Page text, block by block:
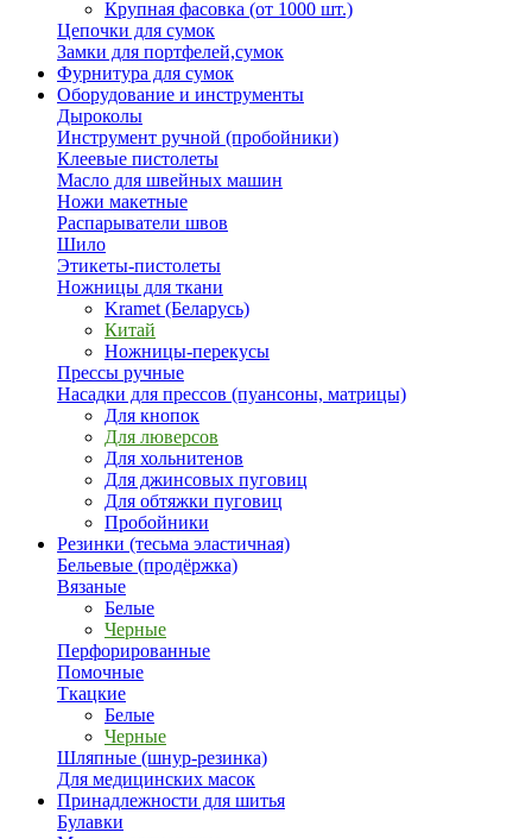
Крупная фасовка (от 1000 шт.)
Цепочки для сумок
Замки для портфелей,сумок
Фурнитура для сумок
Оборудование и инструменты
Дыроколы
Инструмент ручной (пробойники)
Клеевые пистолеты
Масло для швейных машин
Ножи макетные
Распарыватели швов
Шило
Этикеты-пистолеты
Ножницы для ткани
Kramet (Беларусь)
Китай
Ножницы-перекусы
Прессы ручные
Насадки для прессов (пуансоны, матрицы)
Для кнопок
Для люверсов
Для хольнитенов
Для джинсовых пуговиц
Для обтяжки пуговиц
Пробойники
Резинки (тесьма эластичная)
Бельевые (продёржка)
Вязаные
Белые
Черные
Перфорированные
Помочные
Ткацкие
Белые
Черные
Шляпные (шнур-резинка)
Для медицинских масок
Принадлежности для шитья
Булавки